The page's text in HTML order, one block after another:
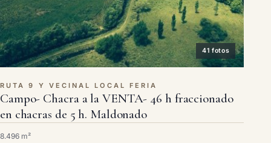
41 fotos
RUTA 9 Y VECINAL LOCAL FERIA
Campo- Chacra a la VENTA- 46 h fraccionado
en chacras de 5 h. Maldonado
8.496 m²